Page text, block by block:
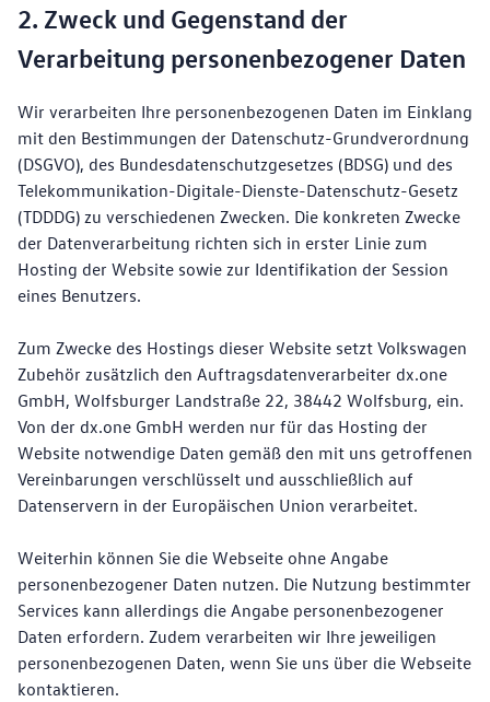
2. Zweck und Gegenstand der
Verarbeitung personenbezogener Daten
Wir verarbeiten Ihre personenbezogenen Daten im Einklang
mit den Bestimmungen der Datenschutz-Grundverordnung
(DSGVO), des Bundesdatenschutzgesetzes (BDSG) und des
Telekommunikation-Digitale-Dienste-Datenschutz-Gesetz
(TDDDG) zu verschiedenen Zwecken. Die konkreten Zwecke
der Datenverarbeitung richten sich in erster Linie zum
Hosting der Website sowie zur Identifikation der Session
eines Benutzers.
Zum Zwecke des Hostings dieser Website setzt Volkswagen
Zubehör zusätzlich den Auftragsdatenverarbeiter dx.one
GmbH, Wolfsburger Landstraße 22, 38442 Wolfsburg, ein.
Von der dx.one GmbH werden nur für das Hosting der
Website notwendige Daten gemäß den mit uns getroffenen
Vereinbarungen verschlüsselt und ausschließlich auf
Datenservern in der Europäischen Union verarbeitet.
Weiterhin können Sie die Webseite ohne Angabe
personenbezogener Daten nutzen. Die Nutzung bestimmter
Services kann allerdings die Angabe personenbezogener
Daten erfordern. Zudem verarbeiten wir Ihre jeweiligen
personenbezogenen Daten, wenn Sie uns über die Webseite
kontaktieren.